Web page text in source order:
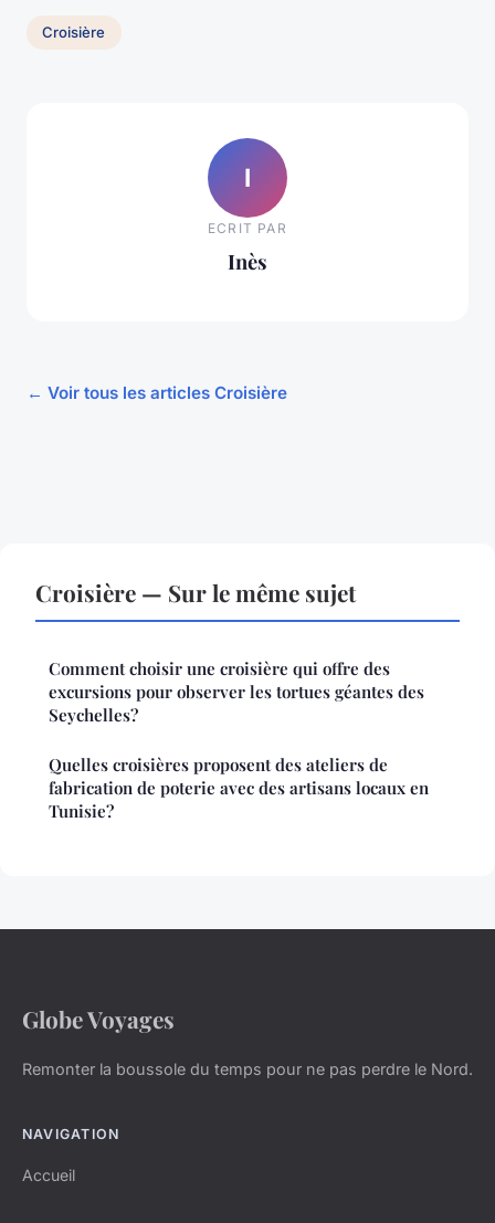
Croisière
I
ECRIT PAR
Inès
← Voir tous les articles Croisière
Croisière — Sur le même sujet
Comment choisir une croisière qui offre des
excursions pour observer les tortues géantes des
Seychelles?
Quelles croisières proposent des ateliers de
fabrication de poterie avec des artisans locaux en
Tunisie?
Globe Voyages
Remonter la boussole du temps pour ne pas perdre le Nord.
NAVIGATION
Accueil